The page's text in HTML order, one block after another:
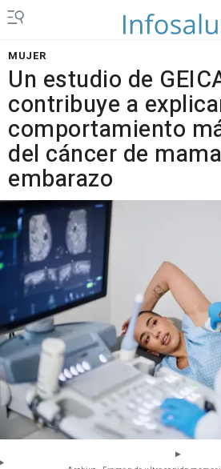
MUJER
Un estudio de
contribuye a
comportamiento
del cáncer de
embarazo